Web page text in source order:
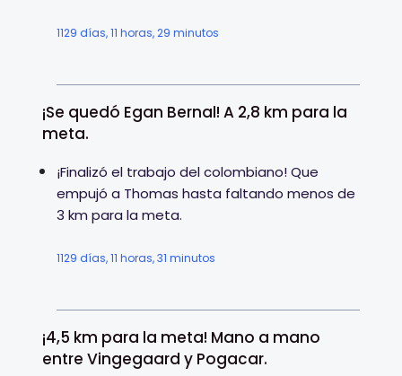
1129 días, 11 horas, 29 minutos
¡Se quedó Egan Bernal! A 2,8 km para la
meta.
¡Finalizó el trabajo del colombiano! Que
empujó a Thomas hasta faltando menos de
3 km para la meta.
1129 días, 11 horas, 31 minutos
¡4,5 km para la meta! Mano a mano
entre Vingegaard y Pogacar.